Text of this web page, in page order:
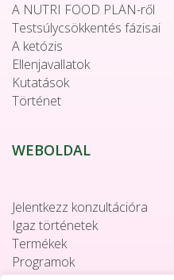
A NUTRI FOOD PLAN-ről
Testsúlycsökkentés fázisai
A ketózis
Ellenjavallatok
Kutatások
Történet
WEBOLDAL
Jelentkezz konzultációra
Igaz történetek
Termékek
Programok